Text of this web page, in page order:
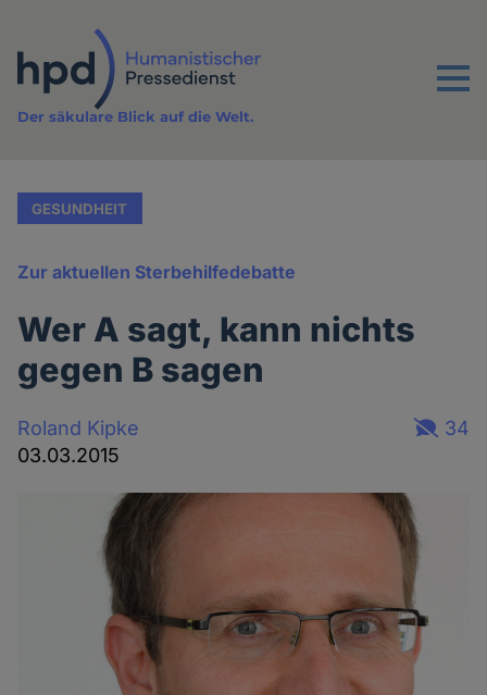
Inhalt
Menu
Der säkulare Blick auf die Welt.
GESUNDHEIT
Zur aktuellen Sterbehilfedebatte
Wer A sagt, kann nichts
gegen B sagen
Roland Kipke
03.03.2015
34